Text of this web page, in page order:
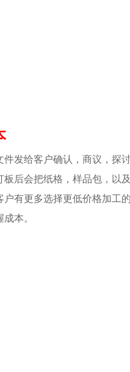
发给客户确认，商议，探
后会把纸格，样品包，以
有更多选择更低价格加工
本。